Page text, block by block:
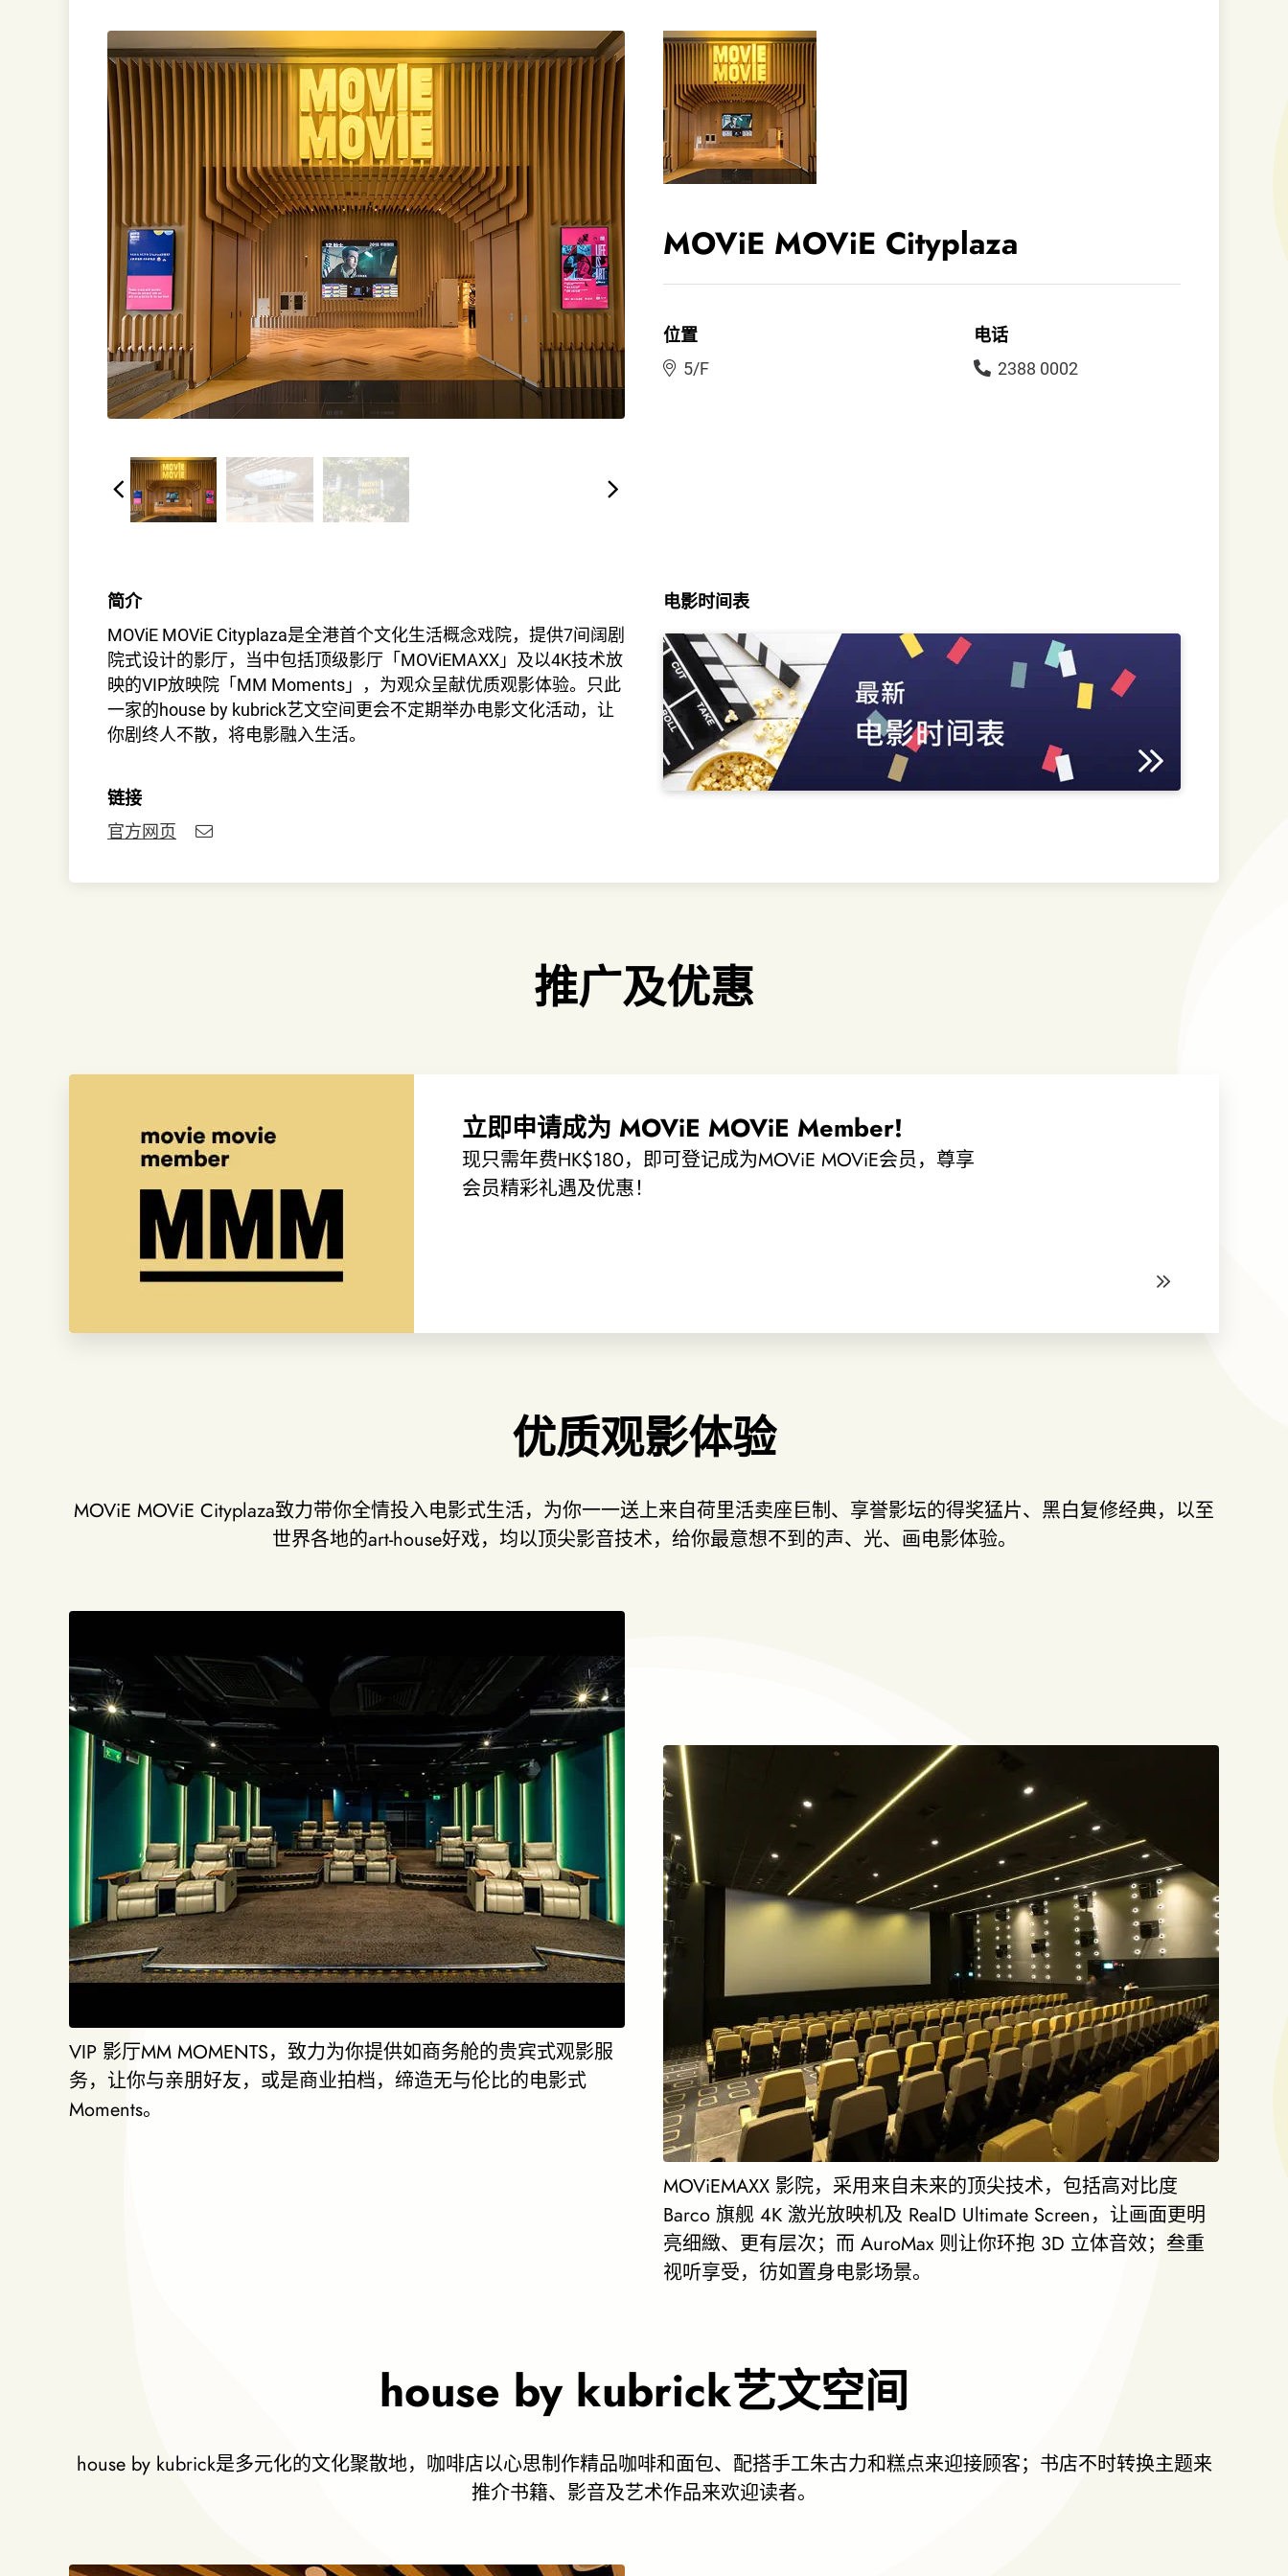
MOViE MOViE Cityplaza
位置
5/F
电话
2388 0002
简介
MOViE MOViE Cityplaza是全港首个文化生活概念戏院，提供7间阔剧
院式设计的影厅，当中包括顶级影厅「MOViEMAXX」及以4K技术放
映的VIP放映院「MM Moments」，为观众呈献优质观影体验。只此
一家的house by kubrick艺文空间更会不定期举办电影文化活动，让
你剧终人不散，将电影融入生活。
链接
官方网页
电影时间表
推广及优惠
立即申请成为 MOViE MOViE Member!
现只需年费HK$180，即可登记成为MOViE MOViE会员，尊享
会员精彩礼遇及优惠！
优质观影体验
MOViE MOViE Cityplaza致力带你全情投入电影式生活，为你一一送上来自荷里活卖座巨制、享誉影坛的得奖猛片、黑白复修经典，以至
世界各地的art-house好戏，均以顶尖影音技术，给你最意想不到的声、光、画电影体验。
VIP 影厅MM MOMENTS，致力为你提供如商务舱的贵宾式观影服
务，让你与亲朋好友，或是商业拍档，缔造无与伦比的电影式
Moments。
MOViEMAXX 影院，采用来自未来的顶尖技术，包括高对比度
Barco 旗舰 4K 激光放映机及 RealD Ultimate Screen，让画面更明
亮细緻、更有层次；而 AuroMax 则让你环抱 3D 立体音效；叁重
视听享受，彷如置身电影场景。
house by kubrick艺文空间
house by kubrick是多元化的文化聚散地，咖啡店以心思制作精品咖啡和面包、配搭手工朱古力和糕点来迎接顾客；书店不时转换主题来
推介书籍、影音及艺术作品来欢迎读者。